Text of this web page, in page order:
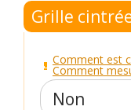
Grille
Comment est
Comment